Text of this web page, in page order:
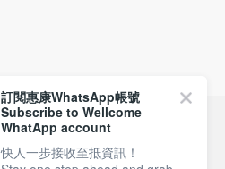
付款方式
訂閱惠康WhatsApp帳號
Subscribe to Wellcome
WhatApp account
快人一步接收至抵資訊！